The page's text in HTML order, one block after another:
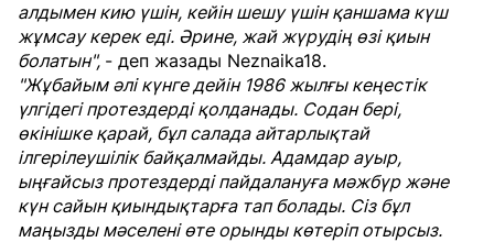
алдымен кию үшін, кейін шешу үшін қаншама күш
жұмсау керек еді. Әрине, жай жүрудің өзі қиын
болатын", - деп жазады Neznaika18.
"Жұбайым әлі күнге дейін 1986 жылғы кеңестік
үлгідегі протездерді қолданады. Содан бері,
өкінішке қарай, бұл салада айтарлықтай
ілгерілеушілік байқалмайды. Адамдар ауыр,
ыңғайсыз протездерді пайдалануға мәжбүр және
күн сайын қиындықтарға тап болады. Сіз бұл
маңызды мәселені өте орынды көтеріп отырсыз.